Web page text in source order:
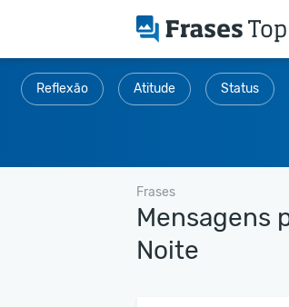
Reflexão Atitude Status
Frases
Mensagens
Noite